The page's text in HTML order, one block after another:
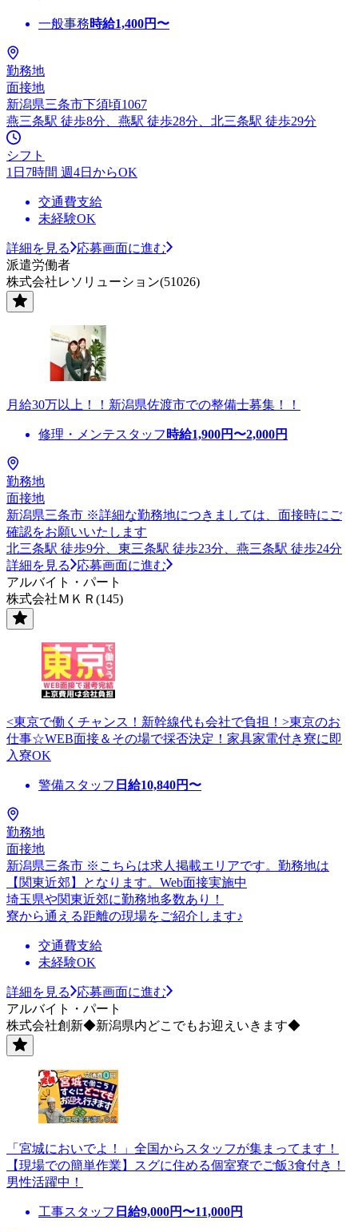
一般事務時給1,400円〜
勤務地
面接地
新潟県三条市下須頃1067
燕三条駅 徒歩8分、燕駅 徒歩28分、北三条駅 徒歩29分
シフト
1日7時間 週4日からOK
交通費支給
未経験OK
詳細を見る
応募画面に進む
派遣労働者
株式会社レソリューション(51026)
月給30万以上！！新潟県佐渡市での整備士募集！！
修理・メンテスタッフ 時給1,900円〜2,000円
勤務地
面接地
新潟県三条市 ※詳細な勤務地につきましては、面接時にご
確認をお願いいたします
北三条駅 徒歩9分、東三条駅 徒歩23分、燕三条駅 徒歩24分
詳細を見る
応募画面に進む
アルバイト・パート
株式会社ＭＫＲ(145)
<東京で働くチャンス！新幹線代も会社で負担！>東京のお
仕事☆WEB面接＆その場で採否決定！家具家電付き寮に即
入寮OK
警備スタッフ 日給10,840円〜
勤務地
面接地
新潟県三条市 ※こちらは求人掲載エリアです。勤務地は
【関東近郊】となります。Web面接実施中
埼玉県や関東近郊に勤務地多数あり！
寮から通える距離の現場をご紹介します♪
交通費支給
未経験OK
詳細を見る
応募画面に進む
アルバイト・パート
株式会社創新◆新潟県内どこでもお迎えいきます◆
「宮城においでよ！」全国からスタッフが集まってます！
【現場での簡単作業】スグに住める個室寮でご飯3食付き！
男性活躍中！
工事スタッフ 日給9,000円〜11,000円